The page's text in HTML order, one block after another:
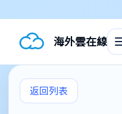
海外雲在線
返回列表